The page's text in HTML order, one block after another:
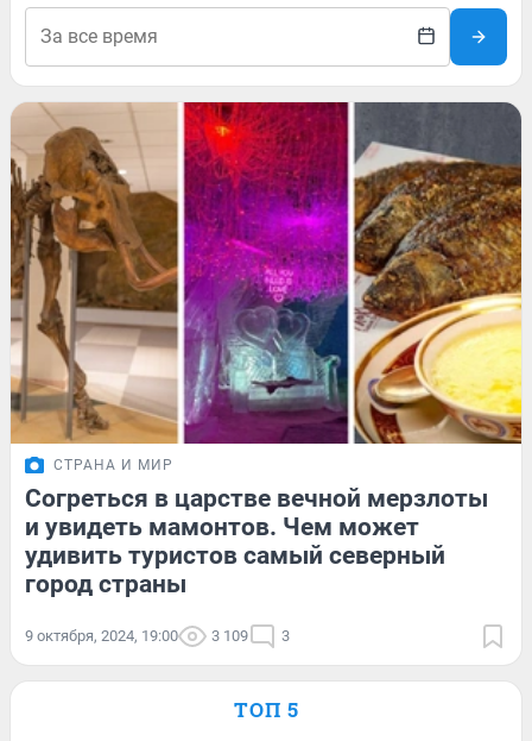
СТРАНА И МИР
Согреться в царстве вечной мерзлоты
и увидеть мамонтов. Чем может
удивить туристов самый северный
город страны
9 октября, 2024, 19:00 3 109 3
ТОП 5